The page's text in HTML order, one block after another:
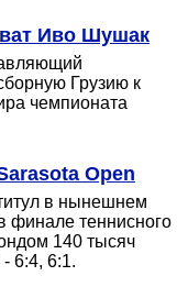
Иво Шушак
Грузию к
чемпионата
Open
в нынешнем
финале теннисного
140 тысяч
6:4, 6:1.